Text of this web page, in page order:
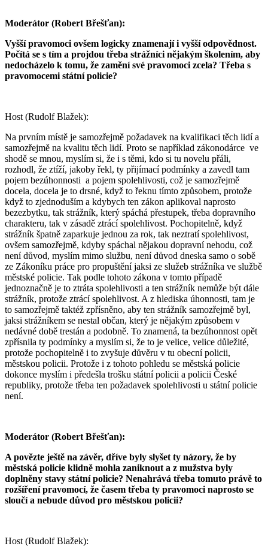
Moderátor (Robert Břešťan):
Vyšší pravomoci ovšem logicky znamenají i vyšší odpovědnost.
Počítá se s tím a projdou třeba strážníci nějakým školením, aby
nedocházelo k tomu, že zamění své pravomoci zcela? Třeba s
pravomocemi státní policie?
Host (Rudolf Blažek):
Na prvním místě je samozřejmě požadavek na kvalifikaci těch lidí a
samozřejmě na kvalitu těch lidí. Proto se například zákonodárce ve
shodě se mnou, myslím si, že i s těmi, kdo si tu novelu přáli,
rozhodl, že ztíží, jakoby řekl, ty přijímací podmínky a zavedl tam
pojem bezúhonnosti a pojem spolehlivosti, což je samozřejmě
docela, docela je to drsné, když to řeknu tímto způsobem, protože
když to zjednoduším a kdybych ten zákon aplikoval naprosto
bezezbytku, tak strážník, který spáchá přestupek, třeba dopravního
charakteru, tak v zásadě ztrácí spolehlivost. Pochopitelně, když
strážník špatně zaparkuje jednou za rok, tak neztratí spolehlivost,
ovšem samozřejmě, kdyby spáchal nějakou dopravní nehodu, což
není důvod, myslím mimo službu, není důvod dneska samo o sobě
ze Zákoníku práce pro propuštění jaksi ze služeb strážníka ve službě
městské policie. Tak podle tohoto zákona v tomto případě
jednoznačně je to ztráta spolehlivosti a ten strážník nemůže být dále
strážník, protože ztrácí spolehlivost. A z hlediska úhonnosti, tam je
to samozřejmě taktéž zpřísněno, aby ten strážník samozřejmě byl,
jaksi strážníkem se nestal občan, který je nějakým způsobem v
nedávné době trestán a podobně. To znamená, ta bezúhonnost opět
zpřísnila ty podmínky a myslím si, že to je velice, velice důležité,
protože pochopitelně i to zvyšuje důvěru v tu obecní policii,
městskou policii. Protože i z tohoto pohledu se městská policie
dokonce myslím i předešla trošku státní policii a policii České
republiky, protože třeba ten požadavek spolehlivosti u státní policie
není.
Moderátor (Robert Břešťan):
A povězte ještě na závěr, dříve byly slyšet ty názory, že by
městská policie klidně mohla zaniknout a z mužstva byly
doplněny stavy státní policie? Nenahrává třeba tomuto právě to
rozšíření pravomocí, že časem třeba ty pravomoci naprosto se
sloučí a nebude důvod pro městskou policii?
Host (Rudolf Blažek):